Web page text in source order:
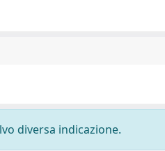
diversa indicazione.